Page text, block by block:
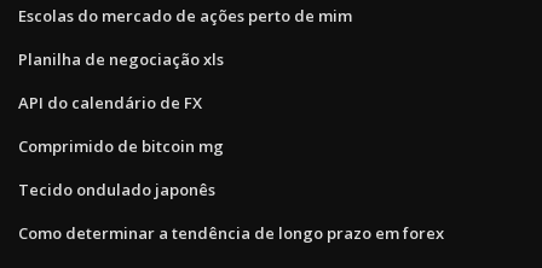
Escolas do mercado de ações perto de mim
Planilha de negociação xls
API do calendário de FX
Comprimido de bitcoin mg
Tecido ondulado japonês
Como determinar a tendência de longo prazo em forex